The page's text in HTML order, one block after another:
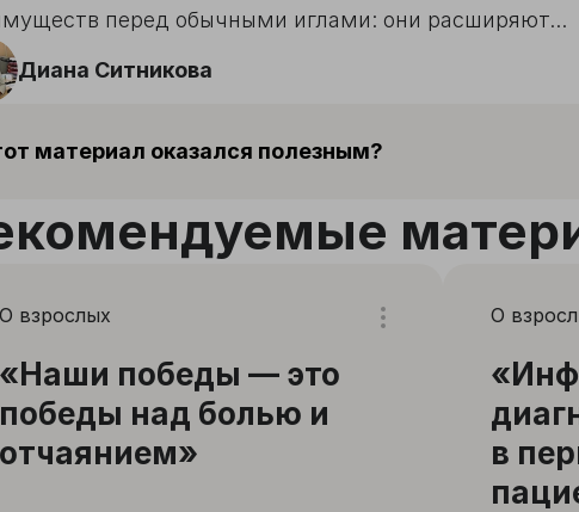
перед обычными иглами: они расширяют...
Диана Ситникова
материал оказался полезным?
О взрослых
«Наши победы — это
победы над болью и
отчаянием»
О
в